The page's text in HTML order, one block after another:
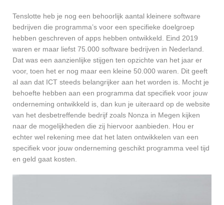
Tenslotte heb je nog een behoorlijk aantal kleinere software
bedrijven die programma’s voor een specifieke doelgroep
hebben geschreven of apps hebben ontwikkeld. Eind 2019
waren er maar liefst 75.000 software bedrijven in Nederland.
Dat was een aanzienlijke stijgen ten opzichte van het jaar er
voor, toen het er nog maar een kleine 50.000 waren. Dit geeft
al aan dat ICT steeds belangrijker aan het worden is. Mocht je
behoefte hebben aan een programma dat specifiek voor jouw
onderneming ontwikkeld is, dan kun je uiteraard op de website
van het desbetreffende bedrijf zoals Nonza in Megen kijken
naar de mogelijkheden die zij hiervoor aanbieden. Hou er
echter wel rekening mee dat het laten ontwikkelen van een
specifiek voor jouw onderneming geschikt programma veel tijd
en geld gaat kosten.